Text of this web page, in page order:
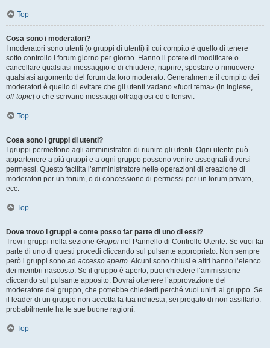
Top
Cosa sono i moderatori?
I moderatori sono utenti (o gruppi di utenti) il cui compito è quello di tenere
sotto controllo i forum giorno per giorno. Hanno il potere di modificare o
cancellare qualsiasi messaggio e di chiudere, riaprire, spostare o rimuovere
qualsiasi argomento del forum da loro moderato. Generalmente il compito dei
moderatori è quello di evitare che gli utenti vadano «fuori tema» (in inglese,
off-topic) o che scrivano messaggi oltraggiosi ed offensivi.
Top
Cosa sono i gruppi di utenti?
I gruppi permettono agli amministratori di riunire gli utenti. Ogni utente può
appartenere a più gruppi e a ogni gruppo possono venire assegnati diversi
permessi. Questo facilita l’amministratore nelle operazioni di creazione di
moderatori per un forum, o di concessione di permessi per un forum privato,
ecc.
Top
Dove trovo i gruppi e come posso far parte di uno di essi?
Trovi i gruppi nella sezione Gruppi nel Pannello di Controllo Utente. Se vuoi far
parte di uno di questi procedi cliccando sul pulsante appropriato. Non sempre
però i gruppi sono ad accesso aperto. Alcuni sono chiusi e altri hanno l’elenco
dei membri nascosto. Se il gruppo è aperto, puoi chiedere l’ammissione
cliccando sul pulsante apposito. Dovrai ottenere l’approvazione del
moderatore del gruppo, che potrebbe chiederti perché vuoi unirti al gruppo. Se
il leader di un gruppo non accetta la tua richiesta, sei pregato di non assillarlo:
probabilmente ha le sue buone ragioni.
Top